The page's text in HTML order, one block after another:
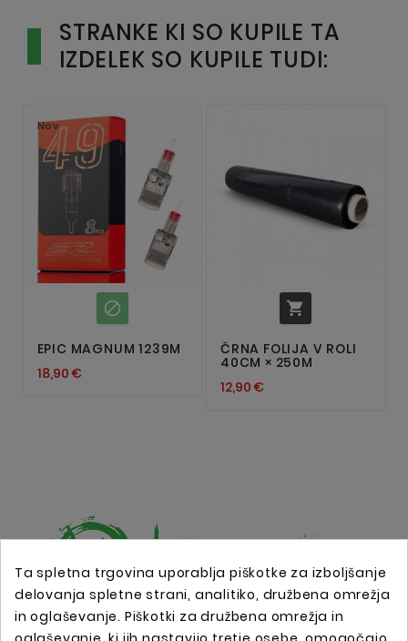
STRANKE KI SO KUPILE TA
IZDELEK SO KUPILE TUDI:
Nov

EPIC MAGNUM 1239M
18,90 €

ČRNA FOLIJA V ROLI
40CM × 250M
12,90 €
Spletna trgovina s profesionalno tattoo opremo !
Ta spletna trgovina uporablja piškotke za izboljšanje
delovanja spletne strani, analitiko, družbena omrežja
in oglaševanje. Piškotki za družbena omrežja in